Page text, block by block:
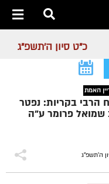
כ"ט סיון ה׳תשפ״ג
האמת
הרבי בקריות: נפטר
שמואל פרומר ע"ה
ה׳תשפ״ג